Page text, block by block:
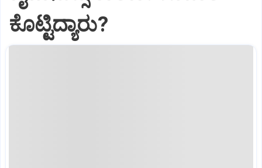
ಕೊಟ್ಟಿದ್ಯಾರು?